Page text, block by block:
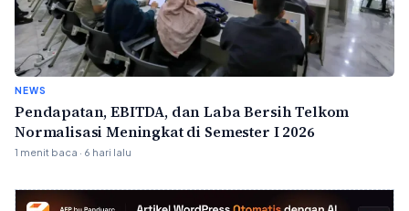
NEWS
Pendapatan, EBITDA, dan Laba Bersih Telkom
Normalisasi Meningkat di Semester I 2026
1 menit baca · 6 hari lalu